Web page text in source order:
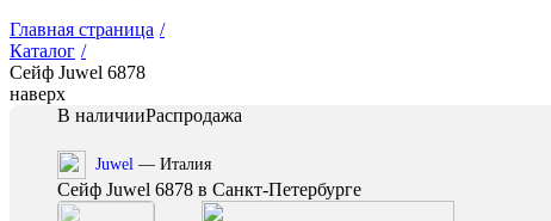
Главная страница /
Каталог /
Сейф Juwel 6878
наверх
В наличииРаспродажа
Juwel — Италия
Сейф Juwel 6878 в Санкт-Петербурге